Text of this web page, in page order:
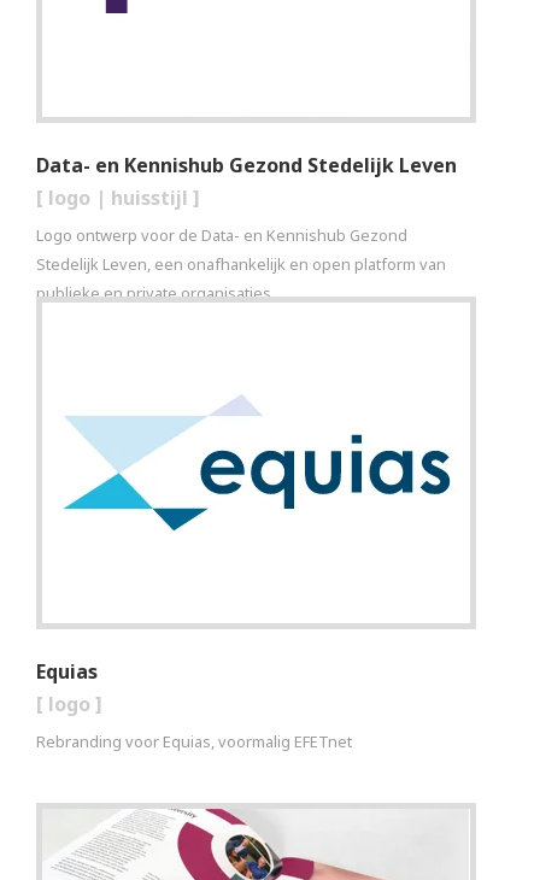
Data- en Kennishub Gezond Stedelijk Leven
[ logo | huisstijl ]
Logo ontwerp voor de Data- en Kennishub Gezond
Stedelijk Leven, een onafhankelijk en open platform van
publieke en private organisaties.
Equias
[ logo ]
Rebranding voor Equias, voormalig EFETnet